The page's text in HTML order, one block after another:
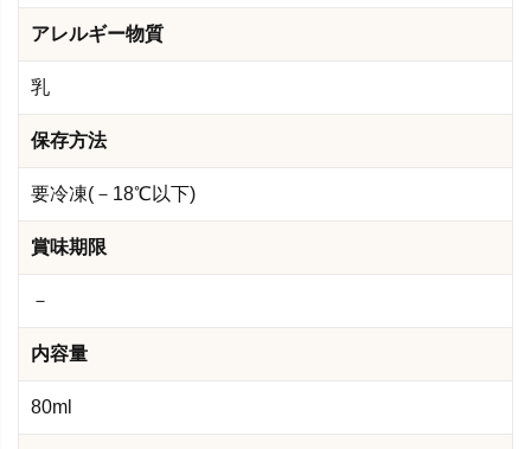
アレルギー物質
乳
保存方法
要冷凍(－18℃以下)
賞味期限
－
内容量
80ml